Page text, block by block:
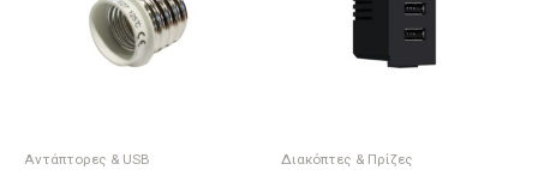
Αντάπτορες & USB Διακόπτες & Πρίζες